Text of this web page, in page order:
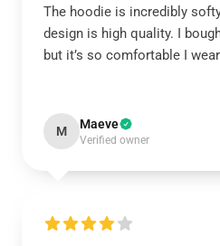
The hoodie is incredibly
design is high quality. I
but it’s so comfortable I
M Maeve
Verified owner